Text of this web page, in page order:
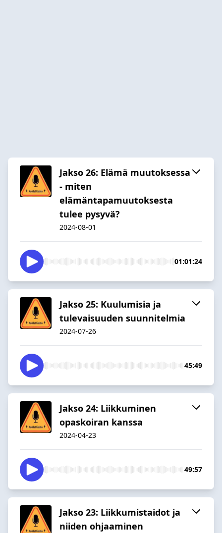
Jakso 26: Elämä muutoksessa
- miten
elämäntapamuutoksesta
tulee pysyvä?
2024-08-01
01:01:24
Jakso 25: Kuulumisia ja
tulevaisuuden suunnitelmia
2024-07-26
45:49
Jakso 24: Liikkuminen
opaskoiran kanssa
2024-04-23
49:57
Jakso 23: Liikkumistaidot ja
niiden ohjaaminen